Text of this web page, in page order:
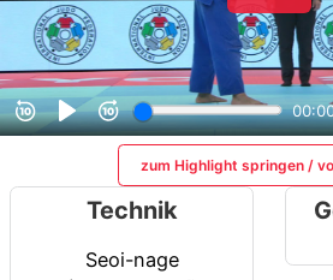
zum Highlight springen /
Technik
Seoi-nage